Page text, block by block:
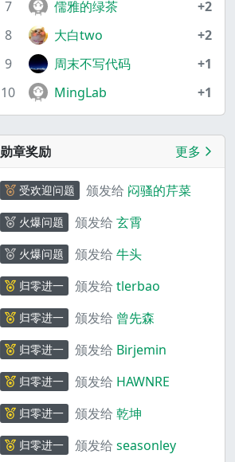
7
儒雅的绿茶
+2
8
大白two
+2
9
周末不写代码
+1
10
MingLab +1
勋章奖励 更多
受欢迎问题 颁发给 闷骚的芹菜
火爆问题 颁发给 玄霄
火爆问题 颁发给 牛头
归零进一 颁发给 tlerbao
归零进一 颁发给 曾先森
归零进一 颁发给 Birjemin
归零进一 颁发给 HAWNRE
归零进一 颁发给 乾坤
归零进一 颁发给 seasonley